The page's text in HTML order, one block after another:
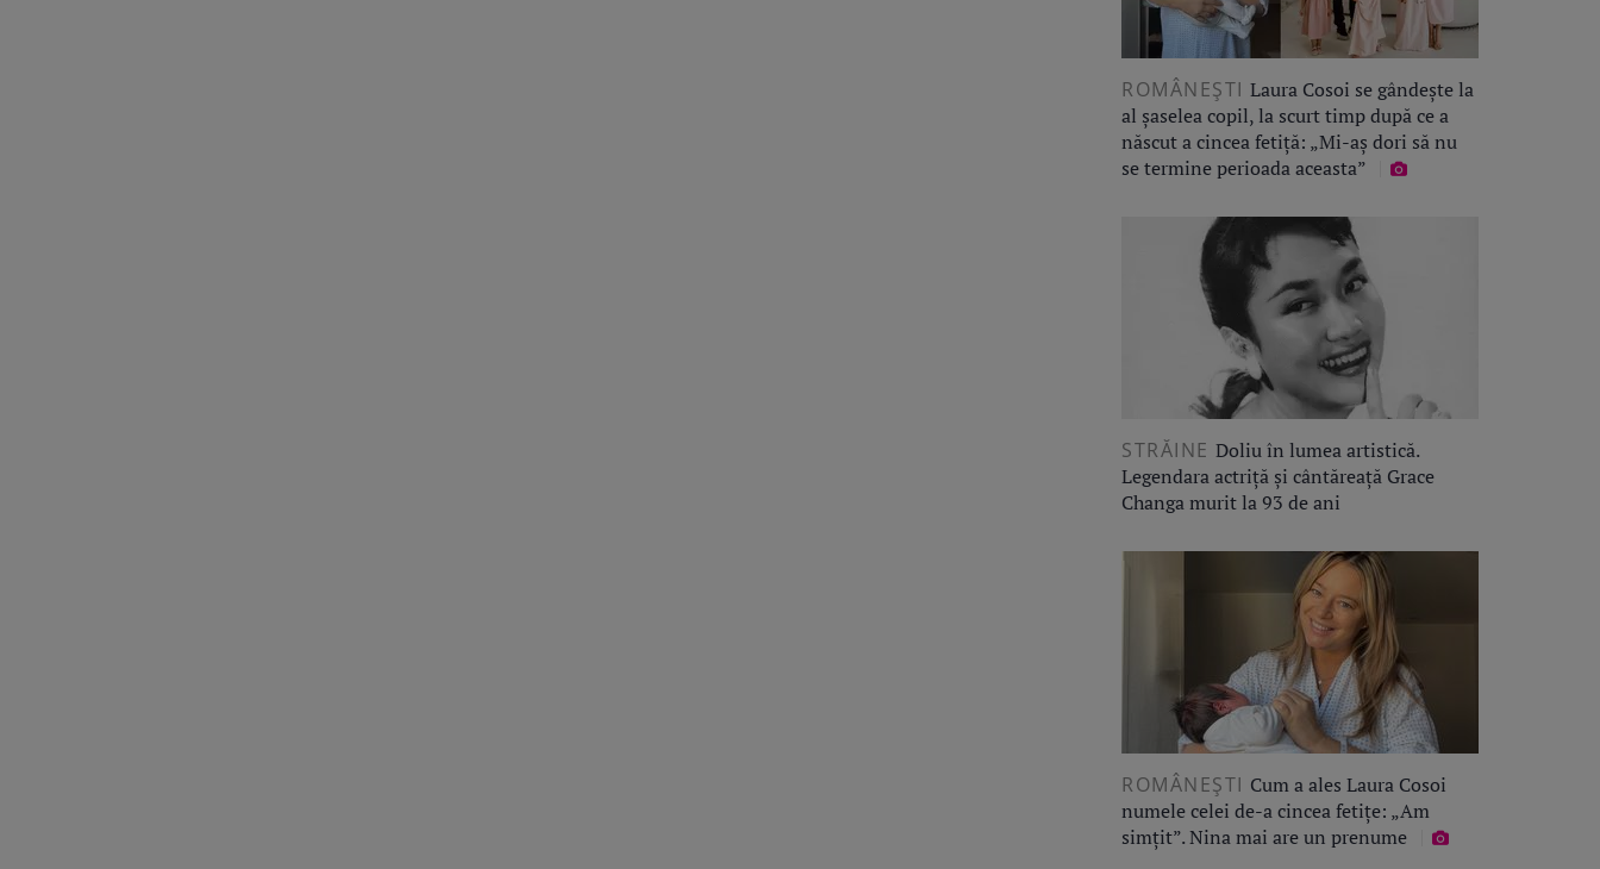
ROMÂNEŞTI Laura Cosoi se gândește la
al șaselea copil, la scurt timp după ce a
născut a cincea fetiță: „Mi-aș dori să nu
se termine perioada aceasta”
STRĂINE Doliu în lumea artistică.
Legendara actriță și cântăreață Grace
Changa murit la 93 de ani
ROMÂNEŞTI Cum a ales Laura Cosoi
numele celei de-a cincea fetițe: „Am
simțit”. Nina mai are un prenume